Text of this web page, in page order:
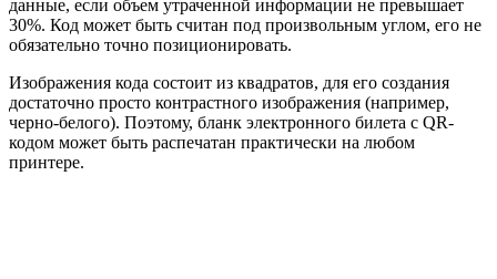
данные, если объем утраченной информации не превышает
30%. Код может быть считан под произвольным углом, его не
обязательно точно позиционировать.
Изображения кода состоит из квадратов, для его создания
достаточно просто контрастного изображения (например,
черно-белого). Поэтому, бланк электронного билета с QR-
кодом может быть распечатан практически на любом
принтере.